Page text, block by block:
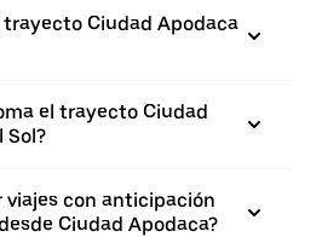
Ciudad Apodaca
el trayecto Ciudad
Sol?
viajes con anticipación
Ciudad Apodaca?